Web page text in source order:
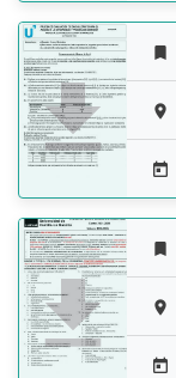







